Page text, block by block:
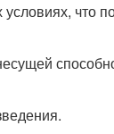
что